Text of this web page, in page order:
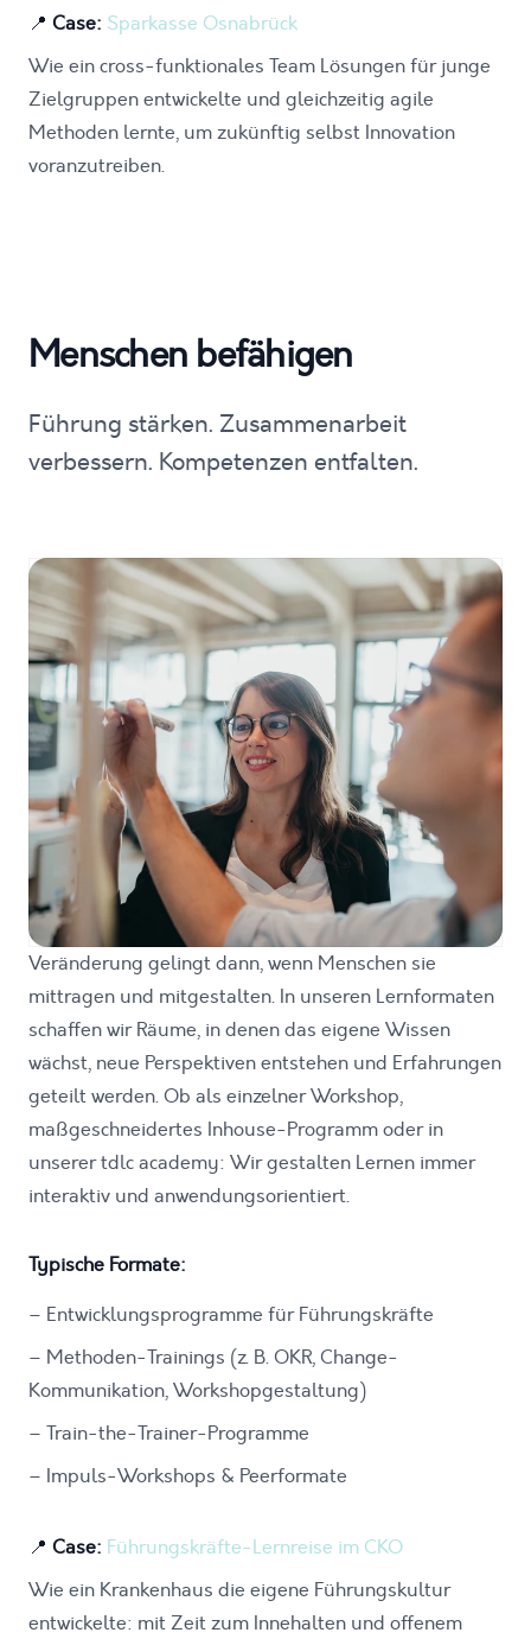
📍 Case: Sparkasse Osnabrück
Wie ein cross-funktionales Team Lösungen für junge
Zielgruppen entwickelte und gleichzeitig agile
Methoden lernte, um zukünftig selbst Innovation
voranzutreiben.
Menschen befähigen
Führung stärken. Zusammenarbeit
verbessern. Kompetenzen entfalten.
Veränderung gelingt dann, wenn Menschen sie
mittragen und mitgestalten. In unseren Lernformaten
schaffen wir Räume, in denen das eigene Wissen
wächst, neue Perspektiven entstehen und Erfahrungen
geteilt werden. Ob als einzelner Workshop,
maßgeschneidertes Inhouse-Programm oder in
unserer tdlc academy: Wir gestalten Lernen immer
interaktiv und anwendungsorientiert.
Typische Formate:
– Entwicklungsprogramme für Führungskräfte
– Methoden-Trainings (z. B. OKR, Change-
Kommunikation, Workshopgestaltung)
– Train-the-Trainer-Programme
– Impuls-Workshops & Peerformate
📍 Case: Führungskräfte-Lernreise im CKO
Wie ein Krankenhaus die eigene Führungskultur
entwickelte: mit Zeit zum Innehalten und offenem